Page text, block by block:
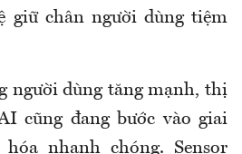
giữ chân người dùng tiệm
người dùng tăng mạnh, thị
cũng đang bước vào giai
nhanh chóng. Sensor